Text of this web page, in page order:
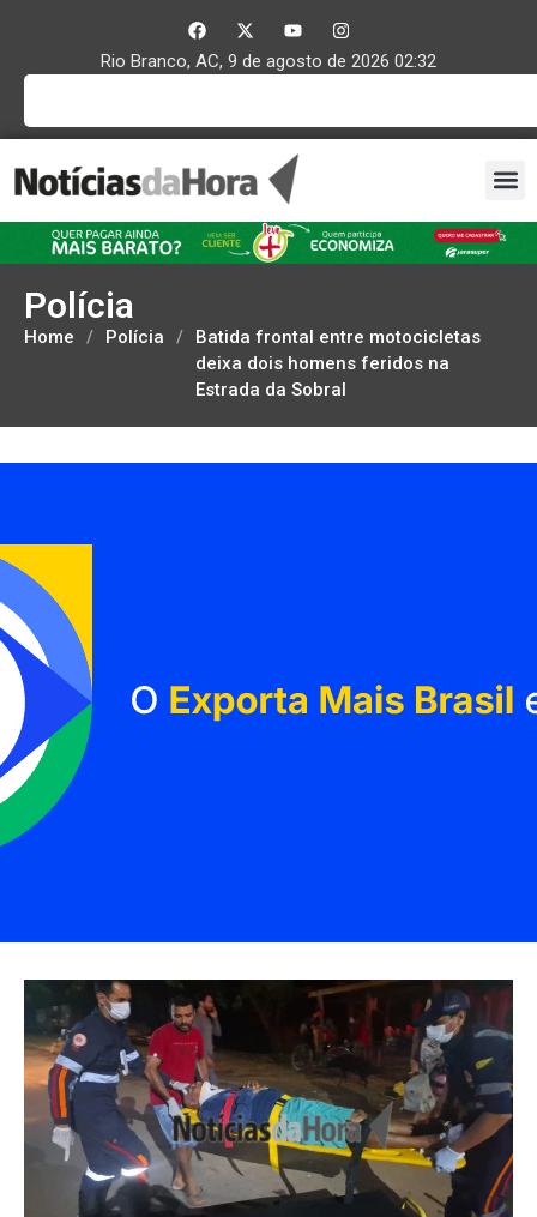
Rio Branco, AC, 9 de agosto de 2026 02:32
Polícia
Home / Polícia /
Batida frontal entre motocicletas
deixa dois homens feridos na
Estrada da Sobral